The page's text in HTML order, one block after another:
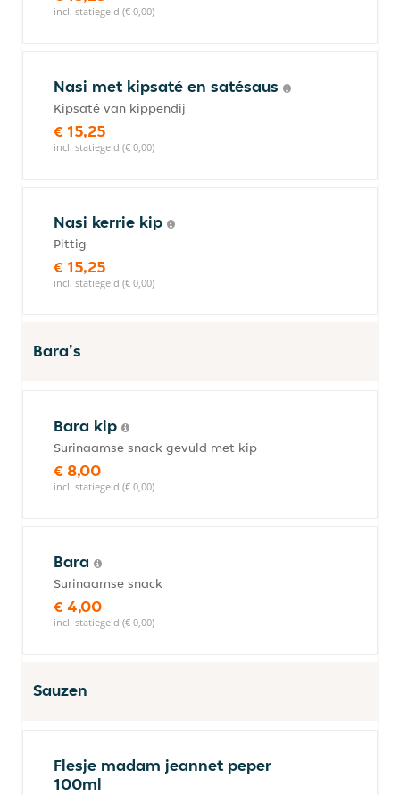
incl. statiegeld (€ 0,00)
Nasi met kipsaté en satésaus
Kipsaté van kippendij
€ 15,25
incl. statiegeld (€ 0,00)
Nasi kerrie kip
Pittig
€ 15,25
incl. statiegeld (€ 0,00)
Bara's
Bara kip
Surinaamse snack gevuld met kip
€ 8,00
incl. statiegeld (€ 0,00)
Bara
Surinaamse snack
€ 4,00
incl. statiegeld (€ 0,00)
Sauzen
Flesje madam jeannet peper
100ml